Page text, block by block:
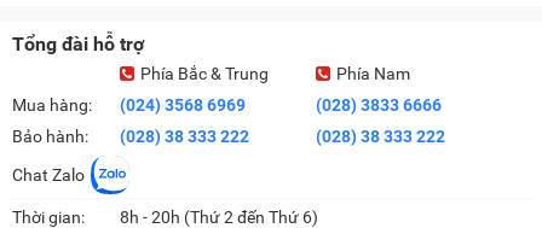
Tổng đài hỗ trợ
Mua hàng:
Bảo hành:
Phía Bắc & Trung
(024) 3568 6969
(028) 38 333 222
Phía Nam
(028) 3833 6666
(028) 38 333 222
Chat Zalo
Thời gian:
8h - 20h (Thứ 2 đến Thứ 6)